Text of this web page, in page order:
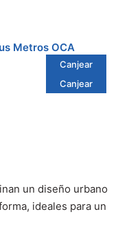
Metros OCA
Canjear
Canjear
un diseño urbano
ideales para un